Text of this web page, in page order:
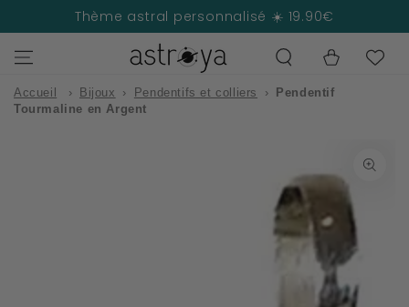
IGNORER LE
CONTENUThème astral personnalisé ☀️ 19.90€
Panier
Accueil › Bijoux › Pendentifs et colliers ›
Pendentif
Tourmaline en Argent